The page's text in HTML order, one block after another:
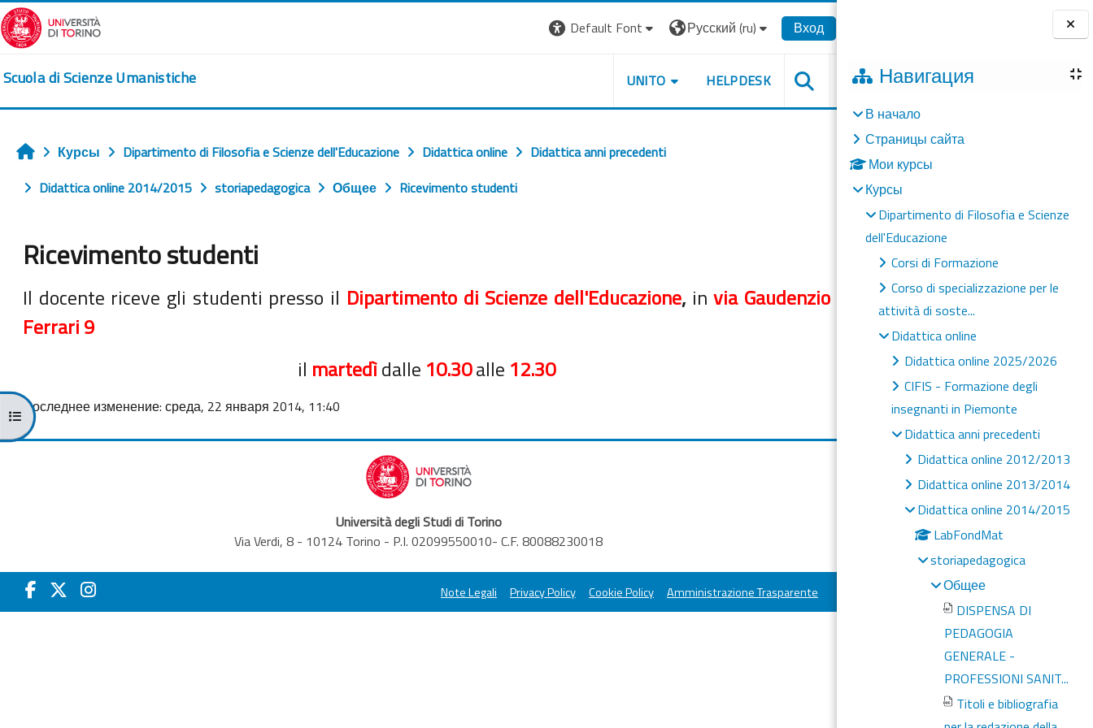
Перейти к основному содержанию
Блоки
Навигация
В начало
Страницы сайта
Мои курсы
Курсы
Dipartimento di Filosofia e Scienze
dell'Educazione
Corsi di Formazione
Corso di specializzazione per le
attività di soste...
Didattica online
Didattica online 2025/2026
CIFIS - Formazione degli
insegnanti in Piemonte
Didattica anni precedenti
Didattica online 2012/2013
Didattica online 2013/2014
Didattica online 2014/2015
LabFondMat
storiapedagogica
Общее
DISPENSA DI
PEDAGOGIA
GENERALE -
PROFESSIONI SANIT...
Titoli e bibliografia
Default Font Русский ‎(ru)‎ Вход
Scuola di Scienze Umanistiche UNITO HELPDESK
Открыть оглавление курса
Главная
Курсы Dipartimento di Filosofia e Scienze dell'Educazione Didattica online
Didattica anni precedenti
Didattica online 2014/2015
storiapedagogica Общее Ricevimento studenti
Ricevimento studenti
Требуемые условия завершения
Il docente riceve gli studenti presso il Dipartimento di Scienze dell'Educazione,invia Gaudenzio
Ferrari 9
il martedìdalle 10.30alle 12.30
Последнее изменение: среда, 22 января 2014, 11:40
Università degli Studi di Torino
Via Verdi, 8 - 10124 Torino - P.I. 02099550010- C.F. 80088230018
Note Legali Privacy Policy Cookie Policy Amministrazione Trasparente